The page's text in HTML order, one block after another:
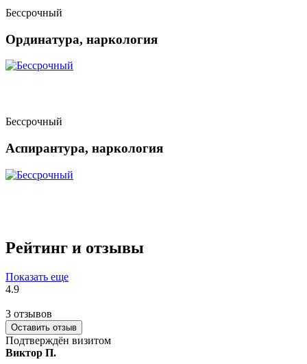
Бессрочный
Ординатура, наркология
Бессрочный
Аспирантура, наркология
Рейтинг и отзывы
Показать еще
4.9
3 отзывов
Оставить отзыв
Подтверждён визитом
Виктор П.